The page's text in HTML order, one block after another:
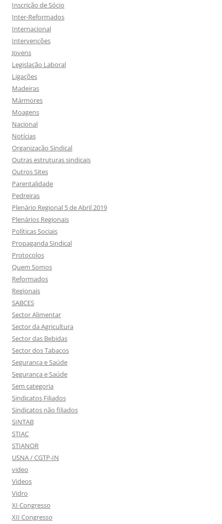
Inscrição de Sócio
Inter-Reformados
Internacional
Intervenções
Jovens
Legislação Laboral
Ligações
Madeiras
Mármores
Moagens
Nacional
Notícias
Organização Sindical
Outras estruturas sindicais
Outros Sites
Parentalidade
Pedreiras
Plenário Regional 5 de Abril 2019
Plenários Regionais
Políticas Sociais
Propaganda Sindical
Protocolos
Quem Somos
Reformados
Regionais
SABCES
Sector Alimentar
Sector da Agricultura
Sector das Bebidas
Sector dos Tabacos
Segurança e Saúde
Segurança e Saúde
Sem categoria
Sindicatos Filiados
Sindicatos não filiados
SINTAB
STIAC
STIANOR
USNA / CGTP-IN
video
Videos
Vidro
XI Congresso
XII Congresso